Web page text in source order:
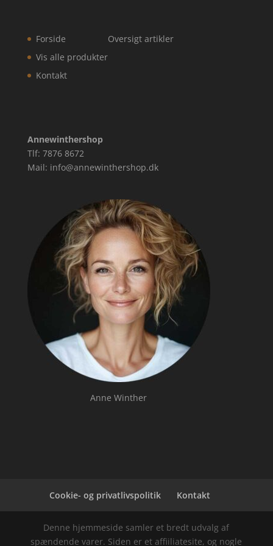
Forside
Vis alle produkter
Kontakt
Oversigt artikler
Annewinthershop
Tlf: 7876 8672
Mail: info@annewinthershop.dk
Anne Winther
Cookie- og privatlivspolitik Kontakt
Denne hjemmeside samler et bredt udvalg af
spændende varer. Siden er et affiiliatesite, og nogle